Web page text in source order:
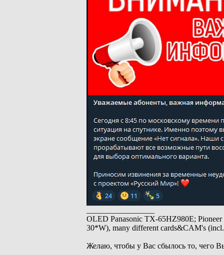
OLED Panasonic TX-65HZ980E;
30*W), many different cards&CAM's
Желаю, чтобы у Вас сбылось то, чего